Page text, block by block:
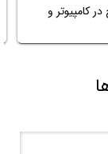
کامپیوتر و